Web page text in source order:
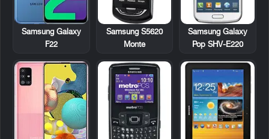
Samsung Galaxy
Pop SHV-E220
Samsung S5620
Monte
Samsung Galaxy
F22